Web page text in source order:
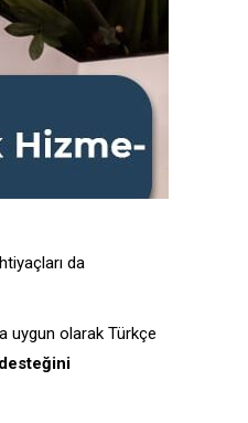
da
uygun olarak Türkçe